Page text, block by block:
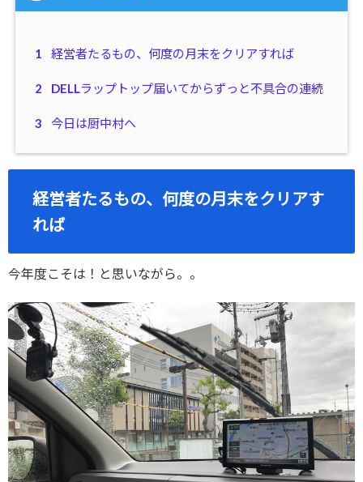
1 経営者たるもの、何度の月末をクリアすれば
2 DELLラップトップ届いてからずっと不具合の連続
3 今日は厨中村へ
経営者たるもの、何度の月末をクリアす
れば
今年度こそは！と思いながら。。